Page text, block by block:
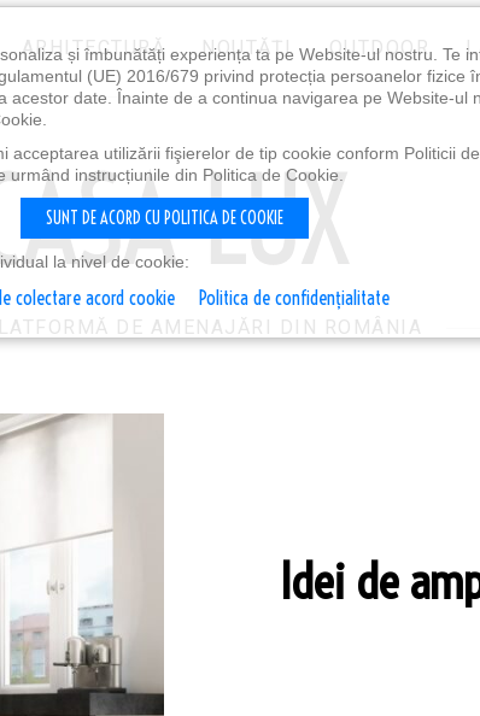
ARHITECTURĂ NOUTĂȚI OUTDOOR
DE AMENAJĂRI DIN ROMÂNIA
Idei de
și îmbunătăți experiența ta pe Website-ul nostru. Te
(UE) 2016/679 privind protecția persoanelor fizice
date. Înainte de a continua navigarea pe Website-ul
utilizării fişierelor de tip cookie conform Politicii
instrucțiunile din Politica de Cookie.
SUNT DE ACORD CU POLITICA DE COOKIE
la nivel de cookie:
colectare acord cookie Politica de confidențialitate